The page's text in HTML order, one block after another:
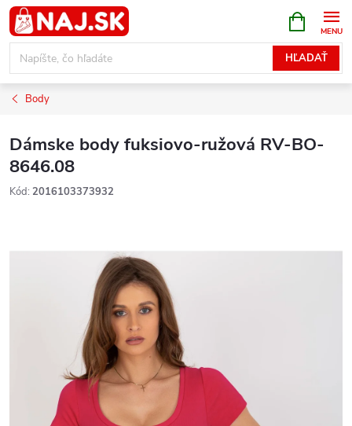
Prejsť
na
obsah
HĽADAŤ
KOŠÍK
Body
Dámske body fuksiovo-ružová RV-BO-
8646.08
Kód: 2016103373932